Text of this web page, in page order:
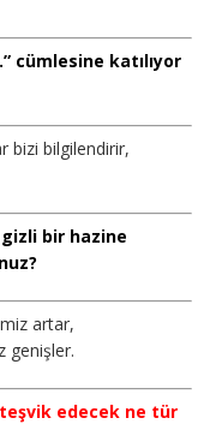
cümlesine katılıyor
bizi bilgilendirir,
bir hazine
artar,
genişler.
edecek ne tür